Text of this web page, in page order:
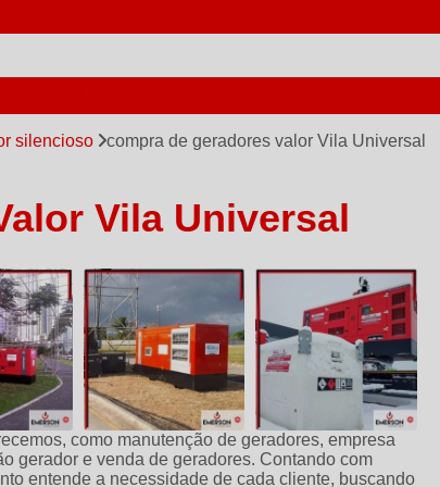
silencioso compra de geradores valor Vila Universal
Vila Universal
como manutenção de geradores, empresa
gerador e venda de geradores. Contando com
entende a necessidade de cada cliente, buscando